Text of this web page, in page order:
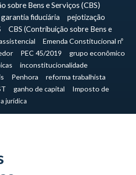
sobre Bens e Serviços (CBS)
garantia fiduciária
pejotização
CBS (Contribuição sobre Bens e
Emenda Constitucional nº
PEC 45/2019
grupo econômico
inconstitucionalidade
Penhora
reforma trabalhista
ganho de capital
Imposto de
jurídica